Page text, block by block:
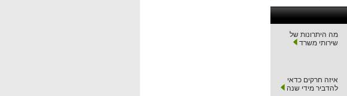
מה היתרונות של
שירותי משרד
איזה חרקים כדאי
להדביר מידי שנה